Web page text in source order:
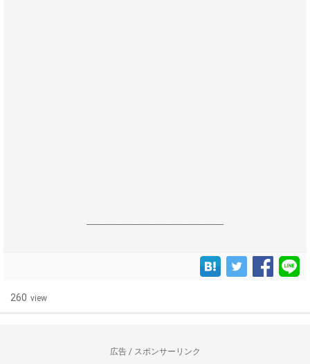
------------------------------------------------------------------
260 view
広告 / スポンサーリンク